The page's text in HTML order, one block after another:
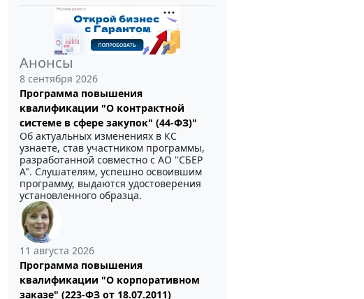
Анонсы
8 сентября 2026
Программа повышения
квалификации "О контрактной
системе в сфере закупок" (44-ФЗ)"
Об актуальных изменениях в КС
узнаете, став участником программы,
разработанной совместно с АО ''СБЕР
А". Слушателям, успешно освоившим
программу, выдаются удостоверения
установленного образца.
11 августа 2026
Программа повышения
квалификации "О корпоративном
заказе" (223-ФЗ от 18.07.2011)